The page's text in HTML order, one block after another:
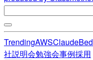
TrendingAWSClaude
社説明会勉強会事例採用